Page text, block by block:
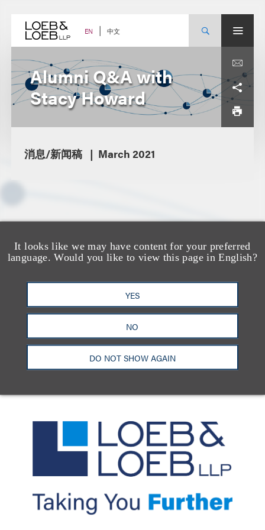
content EN 中文
It looks like we may have content for your preferred
language. Would you like to view this page in English?
YES
NO
DO NOT SHOW AGAIN
Alumni Q&A with
Stacy Howard
消息/新闻稿 March 2021
芝加哥
华盛顿特区
旧金山 泰森斯
代表处
香港
LinkedIn
Facebook X
YouTube
隐私政策 使用条款